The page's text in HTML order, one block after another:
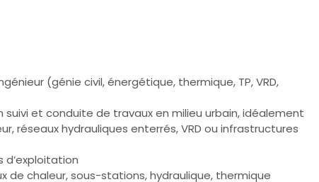
(génie civil, énergétique, thermique, TP, VRD,
suivi et conduite de travaux en milieu urbain, idéalement
réseaux hydrauliques enterrés, VRD ou infrastructures
d’exploitation
de chaleur, sous-stations, hydraulique, thermique